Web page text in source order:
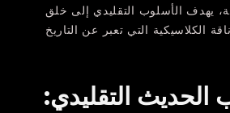
يهدف الأسلوب التقليدي إلى خلق
الكلاسيكية التي تعبر عن التاريخ